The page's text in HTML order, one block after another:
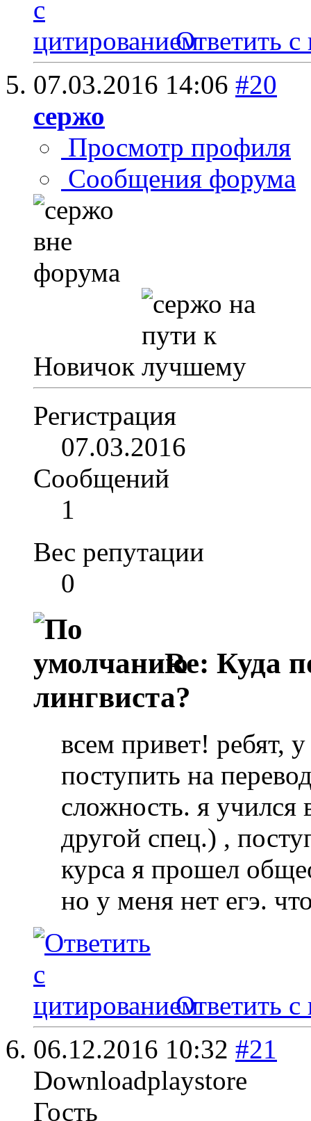
Ответить с
07.03.2016 14:06 #20
сержо
Просмотр профиля
Сообщения форума
Новичок
Регистрация
07.03.2016
Сообщений
1
Вес репутации
0
Re: Куда
лингвиста?
всем привет! ребят,
поступить на
сложность. я учился
другой спец.) ,
курса я прошел
но у меня нет егэ.
Ответить с
06.12.2016 10:32 #21
Downloadplaystore
Гость